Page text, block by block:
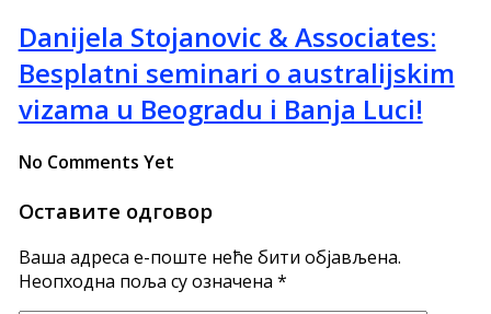
Danijela Stojanovic & Associates:
Besplatni seminari o australijskim
vizama u Beogradu i Banja Luci!
No Comments Yet
Оставите одговор
Ваша адреса е-поште неће бити објављена.
Неопходна поља су означена *